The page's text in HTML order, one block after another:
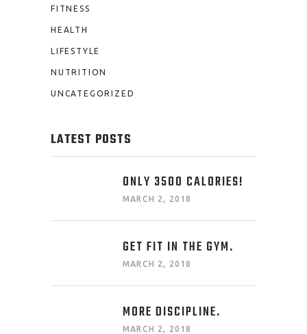
FITNESS
HEALTH
LIFESTYLE
NUTRITION
UNCATEGORIZED
LATEST POSTS
ONLY 3500 CALORIES!
MARCH 2, 2018
GET FIT IN THE GYM.
MARCH 2, 2018
MORE DISCIPLINE.
MARCH 2, 2018